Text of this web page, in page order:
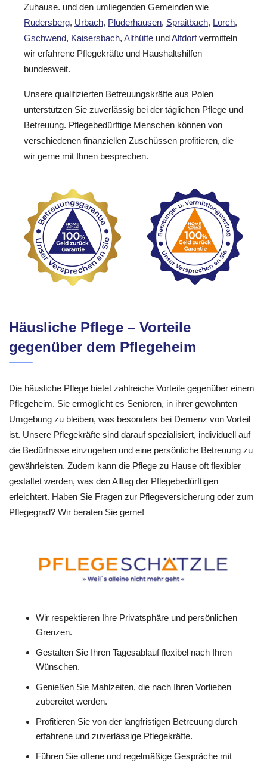
Zuhause. und den umliegenden Gemeinden wie
Rudersberg, Urbach, Plüderhausen, Spraitbach, Lorch,
Gschwend, Kaisersbach, Althütte undAlfdorfvermitteln
wir erfahrene Pflegekräfte und Haushaltshilfen
bundesweit.
Unsere qualifizierten Betreuungskräfte aus Polen
unterstützen Sie zuverlässig bei der täglichen Pflege und
Betreuung. Pflegebedürftige Menschen können von
verschiedenen finanziellen Zuschüssen profitieren, die
wir gerne mit Ihnen besprechen.
Häusliche Pflege – Vorteile
gegenüber dem Pflegeheim
Die häusliche Pflege bietet zahlreiche Vorteile gegenüber einem
Pflegeheim. Sie ermöglicht es Senioren, in ihrer gewohnten
Umgebung zu bleiben, was besonders bei Demenz von Vorteil
ist. Unsere Pflegekräfte sind darauf spezialisiert, individuell auf
die Bedürfnisse einzugehen und eine persönliche Betreuung zu
gewährleisten. Zudem kann die Pflege zu Hause oft flexibler
gestaltet werden, was den Alltag der Pflegebedürftigen
erleichtert. Haben Sie Fragen zur Pflegeversicherung oder zum
Pflegegrad? Wir beraten Sie gerne!
Wir respektieren Ihre Privatsphäre und persönlichen
Grenzen.
Gestalten Sie Ihren Tagesablauf flexibel nach Ihren
Wünschen.
Genießen Sie Mahlzeiten, die nach Ihren Vorlieben
zubereitet werden.
Profitieren Sie von der langfristigen Betreuung durch
erfahrene und zuverlässige Pflegekräfte.
Führen Sie offene und regelmäßige Gespräche mit